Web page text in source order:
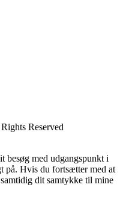
Reserved
besøg med udgangspunkt i
på. Hvis du fortsætter med at
dit samtykke til mine